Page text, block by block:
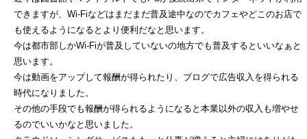
できますが、Wi-Fiなどはまだまだ普及途中なのでカフェやどこのお店で
も使えるようになるとより便利だなと思います。
今は都市部しかWi-Fiが普及していないの地方でも普及するといいなぁと
思います。
今は動画をアップして報酬が得られたり、ブログで広告収入を得られる
時代になりました。
その他の手段でも報酬が得られるようになると本業以外の収入も増やせ
るのでいいかなと思いました。